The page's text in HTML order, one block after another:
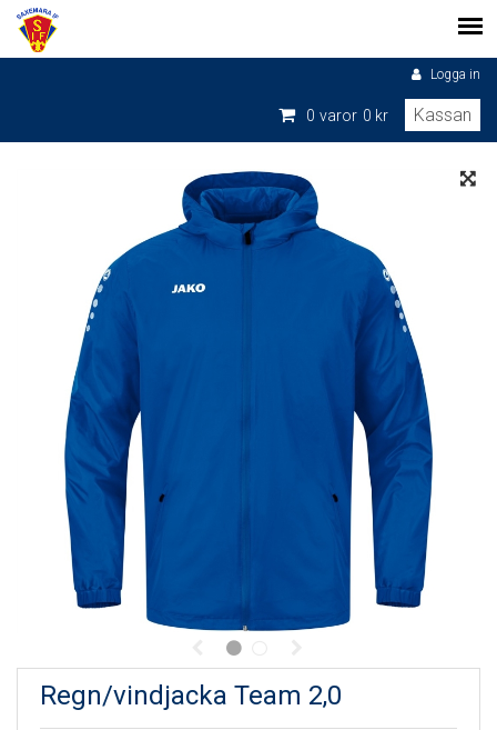
Logga in
0 varor 0 kr Kassan
Regn/vindjacka Team 2,0